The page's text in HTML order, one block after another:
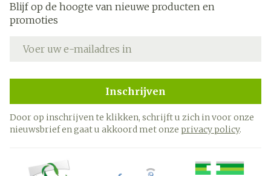
Blijf op de hoogte van nieuwe producten en
promoties
Inschrijven
Door op inschrijven te klikken, schrijft u zich in voor onze
nieuwsbrief en gaat u akkoord met onze privacy policy.